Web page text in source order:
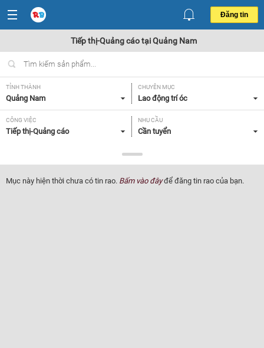
Đăng tin
Tiếp thị-Quảng cáo tại Quảng Nam
TỈNH THÀNH
Quảng Nam
CHUYÊN MỤC
Lao động trí óc
CÔNG VIỆC
Tiếp thị-Quảng cáo
NHU CẦU
Cần tuyển
Tất cả
Mục này hiện thời chưa có tin rao. Bấm vào đâyđể đăng tin rao của bạn.